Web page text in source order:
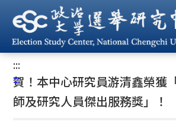
到
主
要
內
容
區
塊
首頁/ 最新消息/ 中心公告
:::
:::
賀！本中心研究員游清鑫榮獲
師及研究人員傑出服務獎」！